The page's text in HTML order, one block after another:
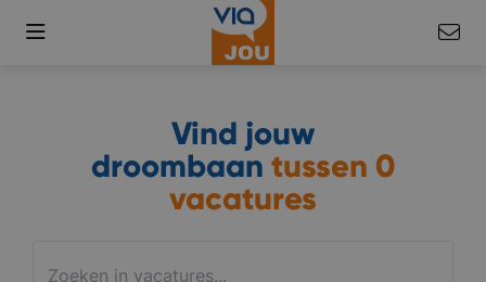
Vind jouw
droombaan tussen 0
vacatures